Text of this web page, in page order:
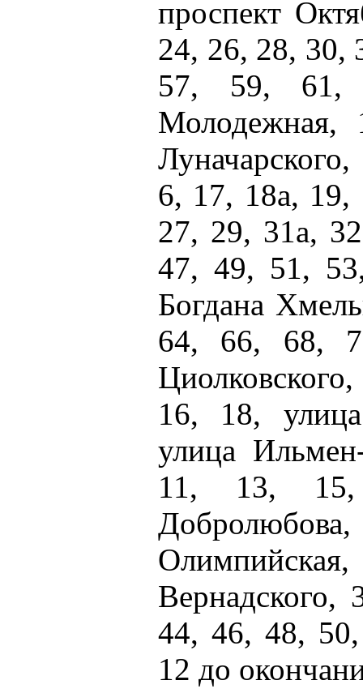
проспект
24, 26, 28, 30,
57, 59, 61,
6, 17, 18а, 19,
27, 29, 31а,
47, 49, 51,
Богдана
64, 66, 68,
16, 18,
улица
11, 13,
44, 46, 48,
12 до